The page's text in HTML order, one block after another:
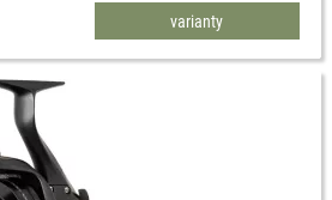
varianty